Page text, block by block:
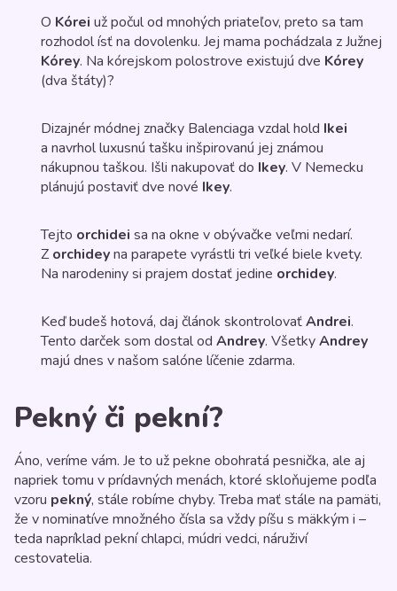
O Kórei už počul od mnohých priateľov, preto sa tam
rozhodol ísť na dovolenku. Jej mama pochádzala z Južnej
Kórey. Na kórejskom polostrove existujú dve Kórey
(dva štáty)?
Dizajnér módnej značky Balenciaga vzdal hold Ikei
a navrhol luxusnú tašku inšpirovanú jej známou
nákupnou taškou. Išli nakupovať do Ikey. V Nemecku
plánujú postaviť dve nové Ikey.
Tejto orchidei sa na okne v obývačke veľmi nedarí.
Z orchideyna parapete vyrástli tri veľké biele kvety.
Na narodeniny si prajem dostať jedine orchidey.
Keď budeš hotová, daj článok skontrolovaťAndrei.
Tento darček som dostal od Andrey. VšetkyAndrey
majú dnes v našom salóne líčenie zdarma.
Pekný či pekní?
Áno, veríme vám. Je to už pekne obohratá pesnička, ale aj
napriek tomu v prídavných menách, ktoré skloňujeme podľa
vzoru pekný, stále robíme chyby. Treba mať stále na pamäti,
že v nominatíve množného čísla sa vždy píšu s mäkkým i –
teda napríklad pekní chlapci, múdri vedci, náruživí
cestovatelia.